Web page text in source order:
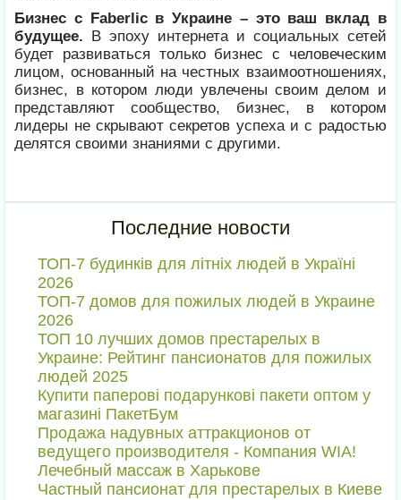
Бизнес с Faberlic в Украине – это ваш вклад в
будущее. В эпоху интернета и социальных сетей
будет развиваться только бизнес с человеческим
лицом, основанный на честных взаимоотношениях,
бизнес, в котором люди увлечены своим делом и
представляют сообщество, бизнес, в котором
лидеры не скрывают секретов успеха и с радостью
делятся своими знаниями с другими.
Последние новости
ТОП-7 будинків для літніх людей в Україні
2026
ТОП-7 домов для пожилых людей в Украине
2026
ТОП 10 лучших домов престарелых в
Украине: Рейтинг пансионатов для пожилых
людей 2025
Купити паперові подарункові пакети оптом у
магазині ПакетБум
Продажа надувных аттракционов от
ведущего производителя - Компания WIA!
Лечебный массаж в Харькове
Частный пансионат для престарелых в Киеве